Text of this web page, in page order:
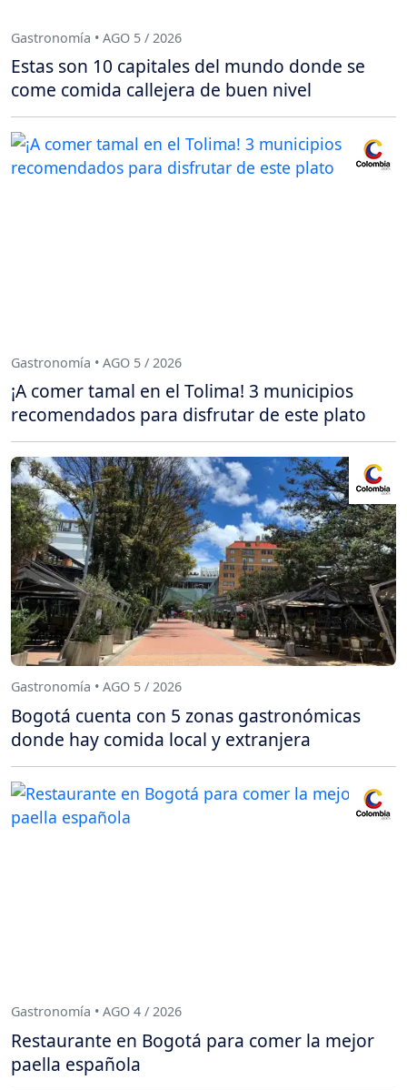
Gastronomía • AGO 5 / 2026
Estas son 10 capitales del mundo donde se
come comida callejera de buen nivel
Gastronomía • AGO 5 / 2026
¡A comer tamal en el Tolima! 3 municipios
recomendados para disfrutar de este plato
Gastronomía • AGO 5 / 2026
Bogotá cuenta con 5 zonas gastronómicas
donde hay comida local y extranjera
Gastronomía • AGO 4 / 2026
Restaurante en Bogotá para comer la mejor
paella española